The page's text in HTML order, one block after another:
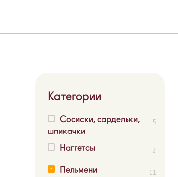
Категории
Сосиски, сардельки,
шпикачки
5
Наггетсы 2
Пельмени 11